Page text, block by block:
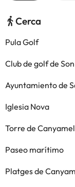
Cerca
Pula Golf
Club de golf de
Ayuntamiento de
Iglesia Nova
Torre de Canyamel
Paseo marítimo
Platges de